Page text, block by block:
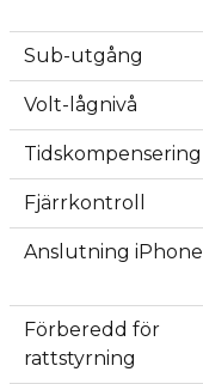
Sub-utgång
Volt-lågnivå
Tidskompensering
Fjärrkontroll
Anslutning iPhone
Förberedd för
rattstyrning